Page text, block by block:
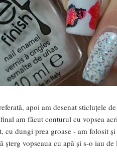
apoi am desenat sticluțele
am făcut conturul cu vopsea
cu dungi prea groase - am folosit
vopseaua cu apă și s-o iau